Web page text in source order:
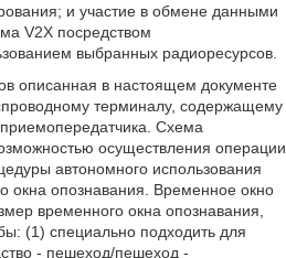
и участие в обмене данными
V2X посредством
выбранных радиоресурсов.
описанная в настоящем документе
терминалу, содержащему
Схема
осуществления операции
автономного использования
окна опознавания. Временное окно
временного окна опознавания,
(1) специально подходить для
- пешеход/пешеход -